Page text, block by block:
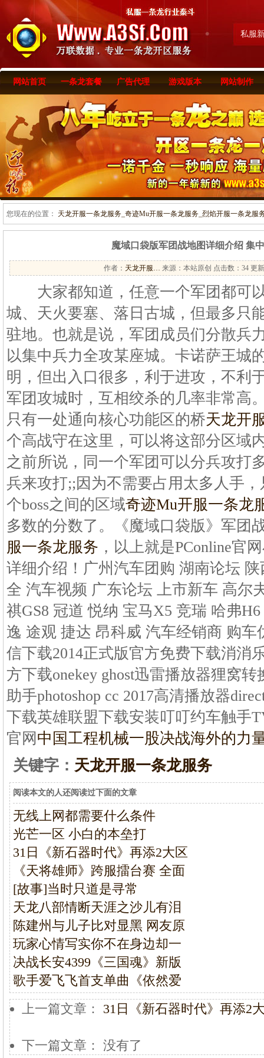
私服
网站首页 一条龙套餐 广告代理 游戏版本 网站制作
您现在的位置： 天龙开服一条龙服务_奇迹Mu开服一条龙服务_烈焰开服一条龙服
魔域口袋版军团战地图详细介绍 集
作者： 天龙开服… 来源：本站原创 点击数： 34 更
大家都知道，任意一个军团都可
城、天火要塞、落日古城，但最多只
驻地。也就是说，军团成员们分散兵
以集中兵力全攻某座城。卡诺萨王城
明，但出入口很多，利于进攻，不利
军团攻城时，互相绞杀的几率非常高
只有一处通向核心功能区的桥天龙开
个高战守在这里，可以将这部分区域
之前所说，同一个军团可以分兵攻打
兵来攻打;;因为不需要占用太多人手
个boss之间的区域奇迹Mu开服一条龙
多数的分数了。《魔域口袋版》军团
服一条龙服务 ，以上就是PConline官
详细介绍！广州汽车团购 湖南论坛
全 汽车视频 广东论坛 上市新车 高尔
祺GS8 冠道 悦纳 宝马X5 竞瑞 哈弗
逸 途观 捷达 昂科威 汽车经销商 购车
信下载2014正式版官方免费下载消消
方下载onekey ghost迅雷播放器狸窝
助手photoshop cc 2017高清播放器
下载英雄联盟下载安装叮叮约车触手
官网 中国工程机械一股决战海外的力
关键字： 天龙开服一条龙服务
阅读本文的人还阅读过下面的文章
无线上网都需要什么条件
光芒一区 小白的本垒打
31日《新石器时代》再添2大区
《天将雄师》跨服擂台赛 全面
[故事]当时只道是寻常
天龙八部情断天涯之沙儿有泪
陈建州与儿子比对显黑 网友原
玩家心情写实你不在身边却一
决战长安4399《三国魂》新版
歌手爱飞飞首支单曲《依然爱
上一篇文章： 31日《新石器时代》再添2
下一篇文章： 没有了